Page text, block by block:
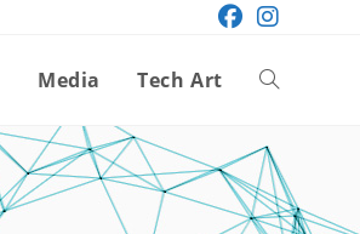
Media Tech Art Attiva/
la